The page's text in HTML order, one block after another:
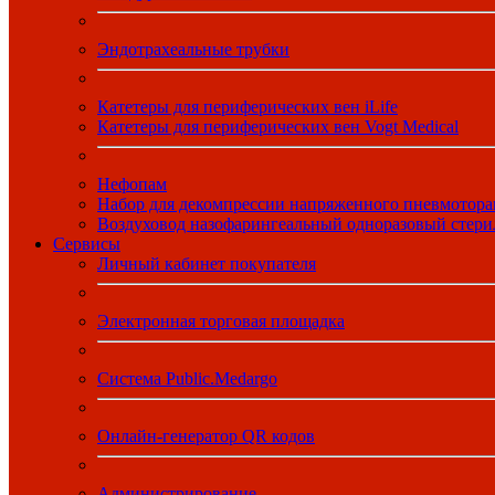
Эндотрахеальные трубки
Катетеры для периферических вен iLife
Катетеры для периферических вен Vogt Medical
Нефопам
Набор для декомпрессии напряженного
Воздуховод назофарингеальный одноразовый
Сервисы
Личный кабинет покупателя
Электронная торговая площадка
Система Public.Medargo
Онлайн-генератор QR кодов